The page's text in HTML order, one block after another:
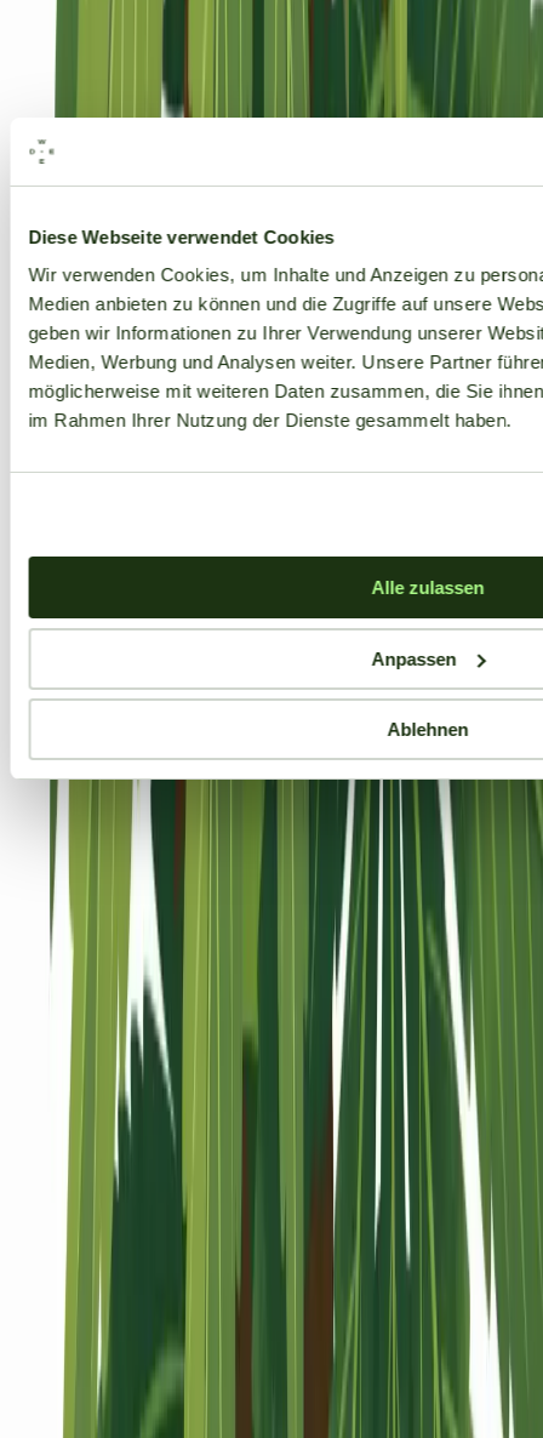
Diese Webseite verwendet Cookies
Wir verwenden Cookies, um Inhalte und Anzeigen zu
Medien anbieten zu können und die Zugriffe auf unsere
geben wir Informationen zu Ihrer Verwendung unserer
Medien, Werbung und Analysen weiter. Unsere Partner
möglicherweise mit weiteren Daten zusammen, die Sie
im Rahmen Ihrer Nutzung der Dienste gesammelt haben.
Alle zulassen
Anpassen
Ablehnen
Seedbanks